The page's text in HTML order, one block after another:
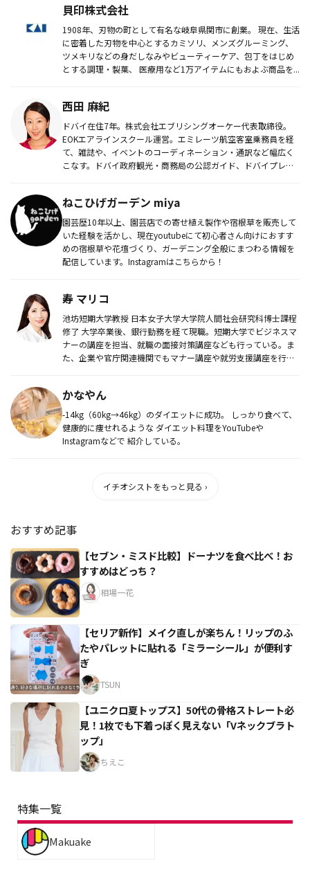
貝印株式会社
1908年、刃物の町として有名な岐阜県関市に創業。 現在、生活
に密着した刃物を中心とするカミソリ、メンズグルーミング、
ツメキリなどの身だしなみやビューティーケア、包丁をはじめ
とする調理・製菓、 医療用など1万アイテムにもおよぶ商品を...
西田 麻紀
ドバイ在住7年。株式会社エブリシングオーケー代表取締役。
EOKエアラインスクール運営。エミレーツ航空客室乗務員を経
て、雑誌や、イベントのコーディネーション・通訳など幅広く
こなす。ドバイ政府観光・商務局の公認ガイド、ドバイプレス
ねこひげガーデン miya
園芸歴10年以上、園芸店での寄せ植え製作や宿根草を販売して
いた経験を活かし、現在youtubeにて初心者さん向けにおすす
めの宿根草や花壇づくり、ガーデニング全般にまつわる情報を
配信しています。Instagramはこちらから！
寿 マリコ
池坊短期大学教授 日本女子大学大学院人間社会研究科博士課程
修了 大学卒業後、銀行勤務を経て現職。短期大学でビジネスマ
ナーの講座を担当、就職の面接対策講座なども行っている。ま
た、企業や官庁関連機関でもマナー講座や就労支援講座を行
かなやん
-14kg（60kg→46kg）のダイエットに成功。 しっかり食べて、
健康的に痩せれるような ダイエット料理をYouTubeや
Instagramなどで 紹介している。
イチオシストをもっと見る ›
おすすめ記事
【セブン・ミスド比較】ドーナツを食べ比べ！お
すすめはどっち？
相場一花
【セリア新作】メイク直しが楽ちん！リップのふ
たやパレットに貼れる「ミラーシール」が便利す
ぎ
TSUN
【ユニクロ夏トップス】50代の骨格ストレート必
見！1枚でも下着っぽく見えない「Vネックブラト
ップ」
ちえこ
特集一覧
Makuake